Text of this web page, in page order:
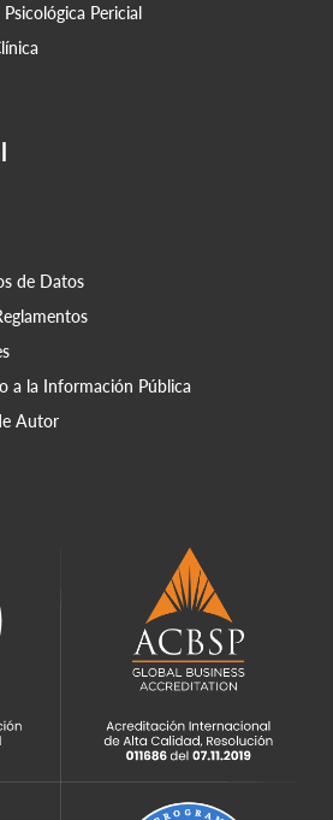
Pericial
de Datos
a la Información Pública
Autor